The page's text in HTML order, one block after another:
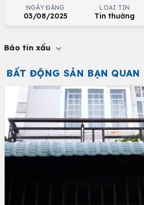
NGÀY ĐĂNG
03/08/2025
LOẠI TIN
Tin thường
Báo tin xấu
BẤT ĐỘNG SẢN BẠN QUAN